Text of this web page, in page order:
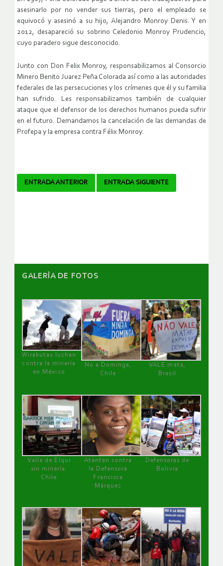
asesinarlo por no vender sus tierras, pero el empleado se
equivocó y asesinó a su hijo, Alejandro Monroy Denis. Y en
2012, desapareció su sobrino Celedonio Monroy Prudencio,
cuyo paradero sigue desconocido.
Junto con Don Felix Monroy, responsabilizamos al Consorcio
Minero Benito Juarez Peña Colorada así como a las autoridades
federales de las persecuciones y los crímenes que él y su familia
han sufrido. Les responsabilizamos también de cualquier
ataque que el defensor de los derechos humanos pueda sufrir
en el futuro. Demandamos la cancelación de las demandas de
Profepa y la empresa contra Félix Monroy.
Navegador
ENTRADA ANTERIOR ENTRADA SIGUIENTE
GALERÌA DE FOTOS
Wirakutas luchan
contra la minería
en México
No a Dominga,
Chile
VALE mata,
Brasil
Valle de Elqui
sin minería.
Chile
Atentan contra
la Defensora
Francisca
Márquez
Defensoras de
Bolivia